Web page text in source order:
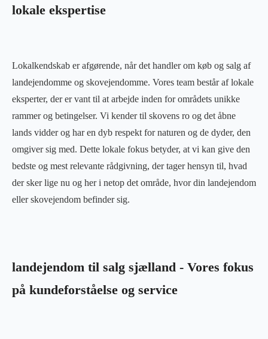
lokale ekspertise
Lokalkendskab er afgørende, når det handler om køb og salg af
landejendomme og skovejendomme. Vores team består af lokale
eksperter, der er vant til at arbejde inden for områdets unikke
rammer og betingelser. Vi kender til skovens ro og det åbne
lands vidder og har en dyb respekt for naturen og de dyder, den
omgiver sig med. Dette lokale fokus betyder, at vi kan give den
bedste og mest relevante rådgivning, der tager hensyn til, hvad
der sker lige nu og her i netop det område, hvor din landejendom
eller skovejendom befinder sig.
landejendom til salg sjælland - Vores fokus
på kundeforståelse og service